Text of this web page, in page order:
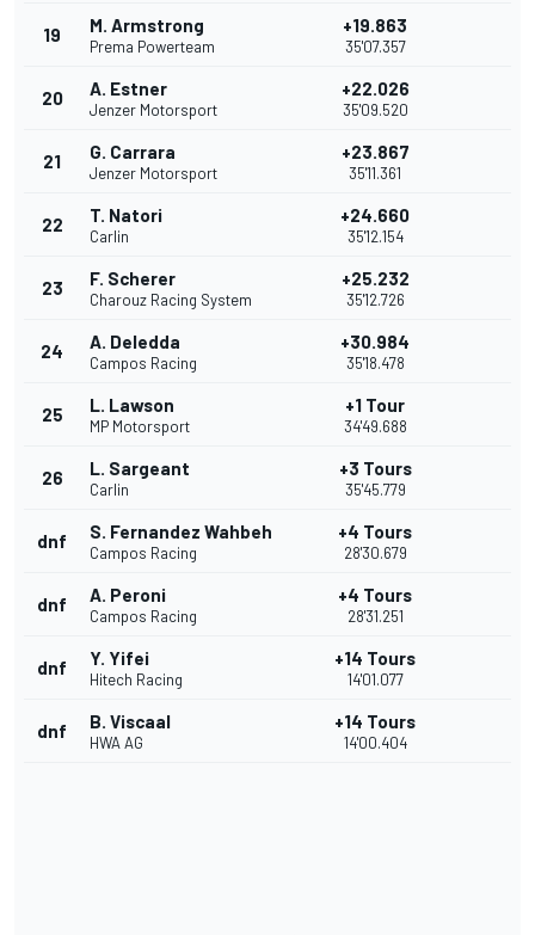
19 M. Armstrong
Prema Powerteam
+19.863
35'07.357
20 A. Estner
Jenzer Motorsport
+22.026
35'09.520
21 G. Carrara
Jenzer Motorsport
+23.867
35'11.361
22 T. Natori
Carlin
+24.660
35'12.154
23 F. Scherer
Charouz Racing System
+25.232
35'12.726
24 A. Deledda
Campos Racing
+30.984
35'18.478
25 L. Lawson
MP Motorsport
+1 Tour
34'49.688
26 L. Sargeant
Carlin
+3 Tours
35'45.779
dnf S. Fernandez Wahbeh
Campos Racing
+4 Tours
28'30.679
dnf A. Peroni
Campos Racing
+4 Tours
28'31.251
dnf Y. Yifei
Hitech Racing
+14 Tours
14'01.077
dnf B. Viscaal
HWA AG
+14 Tours
14'00.404